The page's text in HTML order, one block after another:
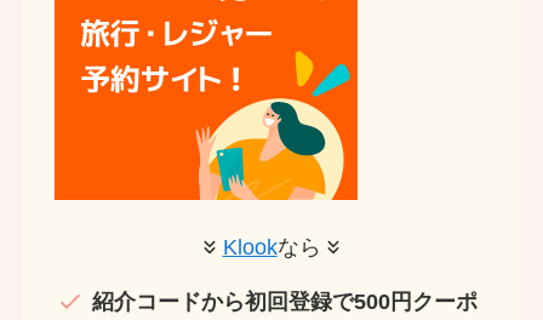
Klookなら
紹介コードから初回登録で500円クーポ